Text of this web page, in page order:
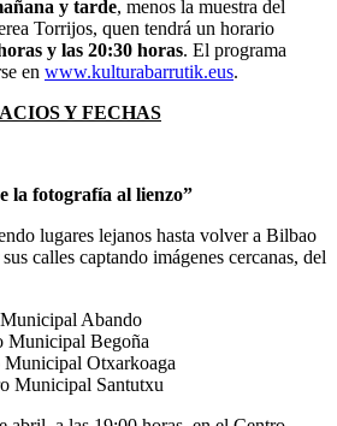
y tarde, menos la muestra del
Torrijos, quen tendrá un horario
y las 20:30 horas. El programa
en www.kulturabarrutik.eus.
Y FECHAS
la fotografía al lienzo”
lugares lejanos hasta volver a Bilbao
calles captando imágenes cercanas, del
Abando
Municipal Begoña
Otxarkoaga
Municipal Santutxu